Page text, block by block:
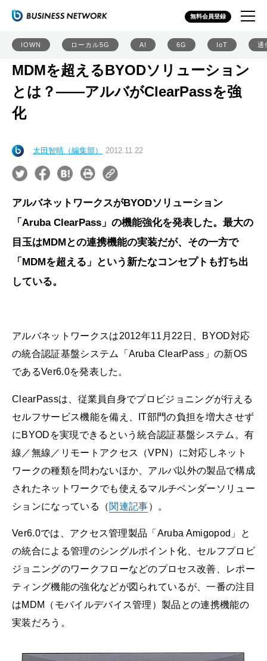
無料会員登録
IOWN ローカル5G AI 6G IoT 通
MDMを超えるBYODソリューション
とは？――アルバがClearPassを強
化
太田智晴（編集部） 2012.11.22
アルバネットワークスがBYODソリューション
「Aruba ClearPass」の機能強化を発表した。最大の
目玉はMDMとの連携機能の実装だが、その一方で
「MDMを超える」という新たなコンセプトも打ち出
している。
アルバネットワークスは2012年11月22日、BYOD対応
の統合認証基盤システム「Aruba ClearPass」の新OS
であるVer6.0を発表した。
ClearPassは、従業員自身でプロビジョニングが行える
セルフサービス機能を備え、IT部門の負担を増大させず
にBYODを実現できるという統合認証基盤システム。有
線／無線／リモートアクセス（VPN）に対応しネット
ワークの種類を問わないほか、アルバ以外の製品で構成
されたネットワークでも使えるマルチベンダーソリュー
ションになっている
（関連記事） 。
Ver6.0では、アクセス管理製品「Aruba Amigopod」と
の統合による管理のシングルポイント化、セルフプロビ
ジョニングのワークフローなどのプロセス改善、レポー
ティング機能の強化などが図られているが、一番の注目
はMDM（モバイルデバイス管理）製品との連携機能の
実装だろう。